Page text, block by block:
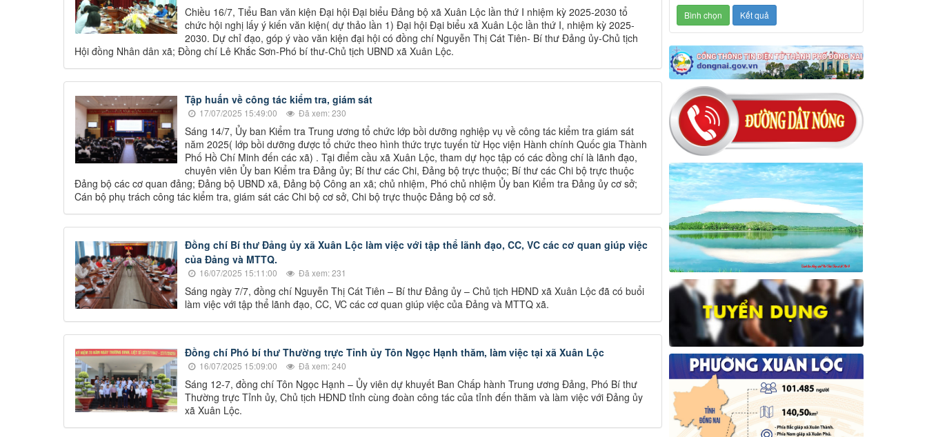
Chiều 16/7, Tiểu Ban văn kiện Đại hội Đại biểu Đảng bộ xã Xuân Lộc lần thứ I nhiệm kỳ 2025-2030 tổ
chức hội nghị lấy ý kiến văn kiện( dự thảo lần 1) Đại hội Đại biểu xã Xuân Lộc lần thứ I, nhiệm kỳ 2025-
2030. Dự chỉ đạo, góp ý vào văn kiện đại hội có đồng chí Nguyễn Thị Cát Tiên- Bí thư Đảng ủy-Chủ tịch
Hội đồng Nhân dân xã; Đồng chí Lê Khắc Sơn-Phó bí thư-Chủ tịch UBND xã Xuân Lộc.
Tập huấn về công tác kiểm tra, giám sát
17/07/2025 15:49:00 Đã xem: 230
Sáng 14/7, Ủy ban Kiểm tra Trung ương tổ chức lớp bồi dưỡng nghiệp vụ về công tác kiểm tra giám sát
năm 2025( lớp bồi dưỡng được tổ chức theo hình thức trực tuyến từ Học viện Hành chính Quốc gia Thành
Phố Hồ Chí Minh đến các xã) . Tại điểm cầu xã Xuân Lộc, tham dự học tập có các đồng chí là lãnh đạo,
chuyên viên Ủy ban Kiểm tra Đảng ủy; Bí thư các Chi, Đảng bộ trực thuộc; Bí thư các Chi bộ trực thuộc
Đảng bộ các cơ quan đảng; Đảng bộ UBND xã, Đảng bộ Công an xã; chủ nhiệm, Phó chủ nhiệm Ủy ban Kiểm tra Đảng ủy cơ sở;
Cán bộ phụ trách công tác kiểm tra, giám sát các Chi bộ cơ sở, Chi bộ trực thuộc Đảng bộ cơ sở.
Đồng chí Bí thư Đảng ủy xã Xuân Lộc làm việc với tập thể lãnh đạo, CC, VC các cơ quan giúp việc
của Đảng và MTTQ.
16/07/2025 15:11:00 Đã xem: 231
Sáng ngày 7/7, đồng chí Nguyễn Thị Cát Tiên – Bí thư Đảng ủy – Chủ tịch HĐND xã Xuân Lộc đã có buổi
làm việc với tập thể lãnh đạo, CC, VC các cơ quan giúp việc của Đảng và MTTQ xã.
Đồng chí Phó bí thư Thường trực Tỉnh ủy Tôn Ngọc Hạnh thăm, làm việc tại xã Xuân Lộc
16/07/2025 15:09:00 Đã xem: 240
Sáng 12-7, đồng chí Tôn Ngọc Hạnh – Ủy viên dự khuyết Ban Chấp hành Trung ương Đảng, Phó Bí thư
Thường trực Tỉnh ủy, Chủ tịch HĐND tỉnh cùng đoàn công tác của tỉnh đến thăm và làm việc với Đảng ủy
xã Xuân Lộc.